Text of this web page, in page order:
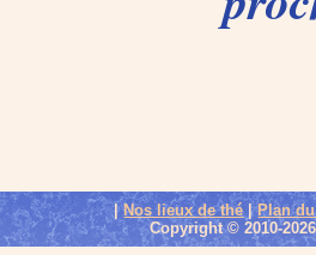
|Nos lieux de thé |Plan
Copyright © 2010-